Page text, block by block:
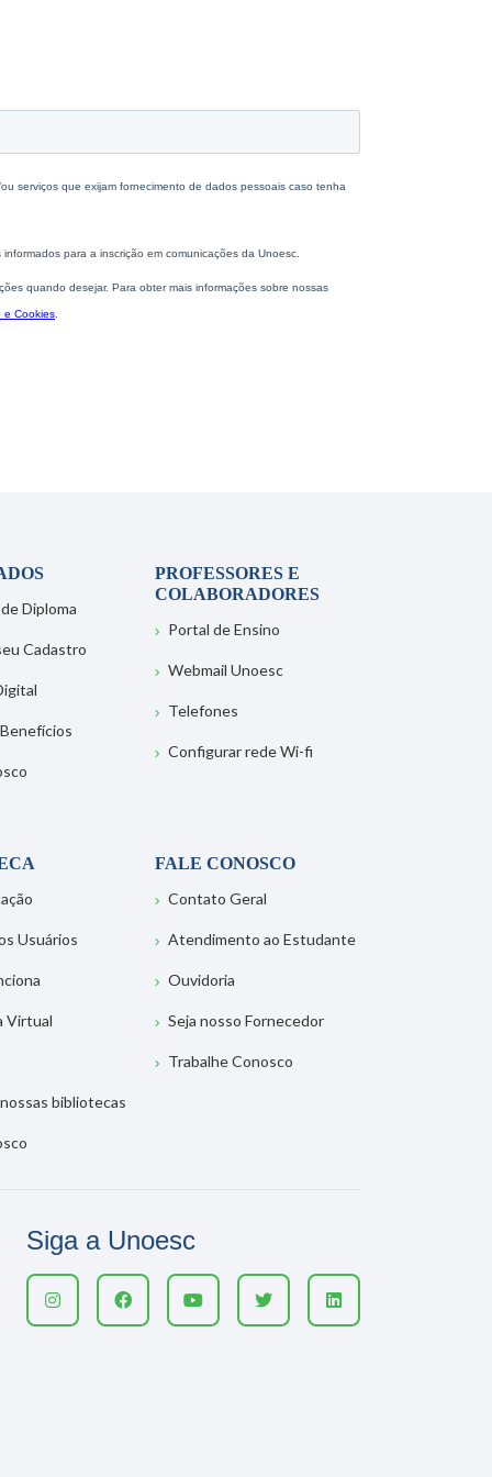
Diploma
Cadastro
PROFESSORES E
COLABORADORES
Portal de Ensino
Webmail Unoesc
Telefones
Configurar rede Wi-fi
Usuários
Virtual
bibliotecas
FALE CONOSCO
Contato Geral
Atendimento ao Estudante
Ouvidoria
Seja nosso Fornecedor
Trabalhe Conosco
Siga a Unoesc